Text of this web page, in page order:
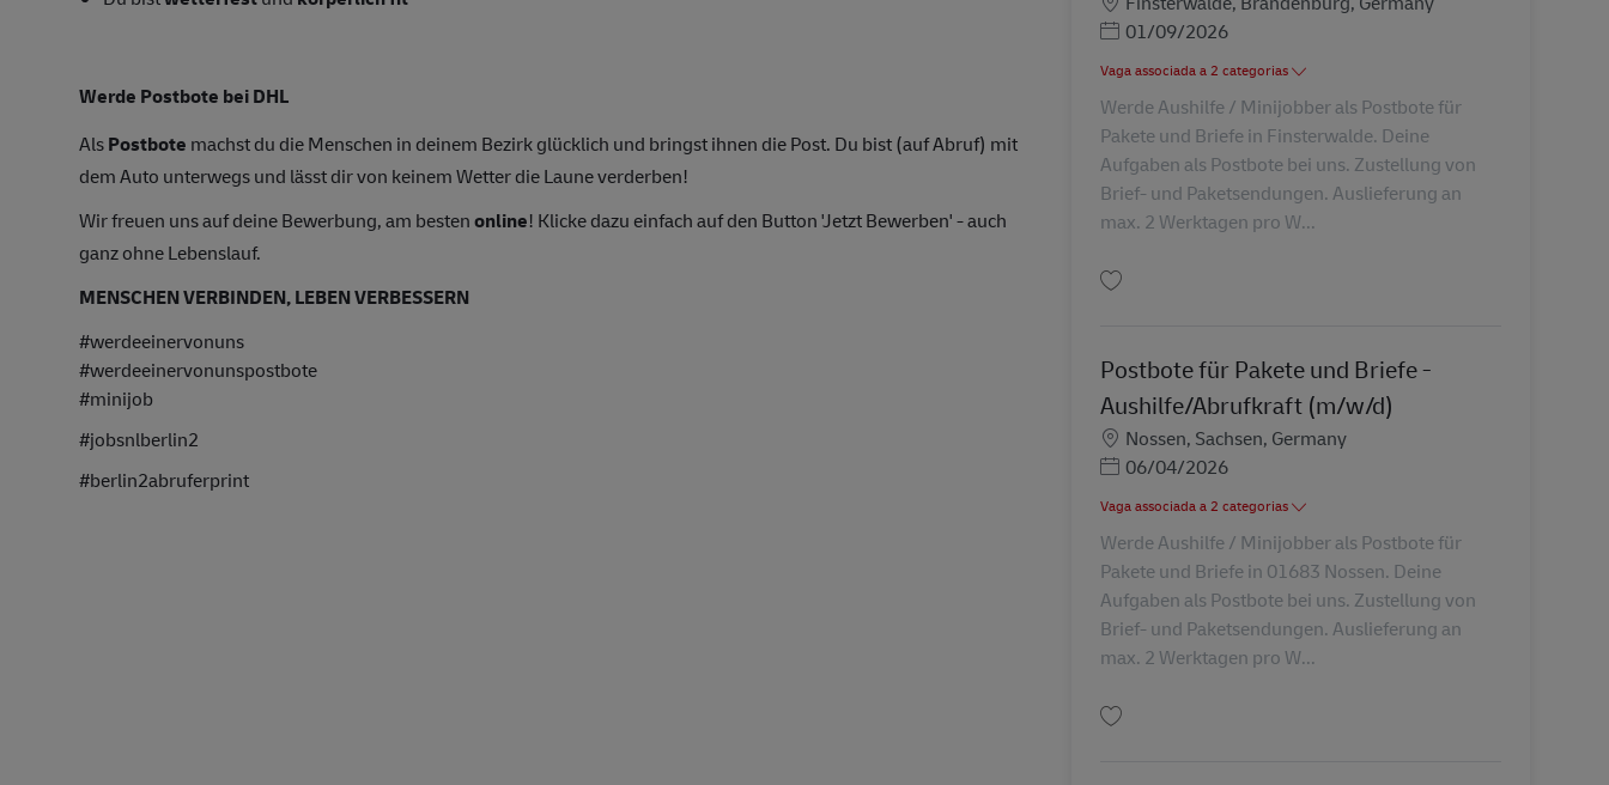
Werde Postbote bei DHL
AlsPostbote machst du die Menschen in deinem Bezirk glücklich und bringst ihnen die Post. Du bist (auf Abruf) mit
dem Auto unterwegs und lässt dir von keinem Wetter die Laune verderben!
Wir freuen uns auf deine Bewerbung, am bestenonline! Klicke dazu einfach auf den Button 'Jetzt Bewerben' - auch
ganz ohne Lebenslauf.
MENSCHEN VERBINDEN, LEBEN VERBESSERN
#werdeeinervonuns
#werdeeinervonunspostbote
#minijob
#jobsnlberlin2
#berlin2abruferprint
Posted Date
01/09/2026
Vaga associada a 2 categorias
Werde Aushilfe / Minijobber als Postbote für
Pakete und Briefe in Finsterwalde. Deine
Aufgaben als Postbote bei uns. Zustellung von
Brief- und Paketsendungen. Auslieferung an
max. 2 Werktagen pro W...
Postbote für Pakete und Briefe -
Aushilfe/Abrufkraft (m/w/d)
Localização
Nossen, Sachsen, Germany
Posted Date
06/04/2026
Vaga associada a 2 categorias
Werde Aushilfe / Minijobber als Postbote für
Pakete und Briefe in 01683 Nossen. Deine
Aufgaben als Postbote bei uns. Zustellung von
Brief- und Paketsendungen. Auslieferung an
max. 2 Werktagen pro W...